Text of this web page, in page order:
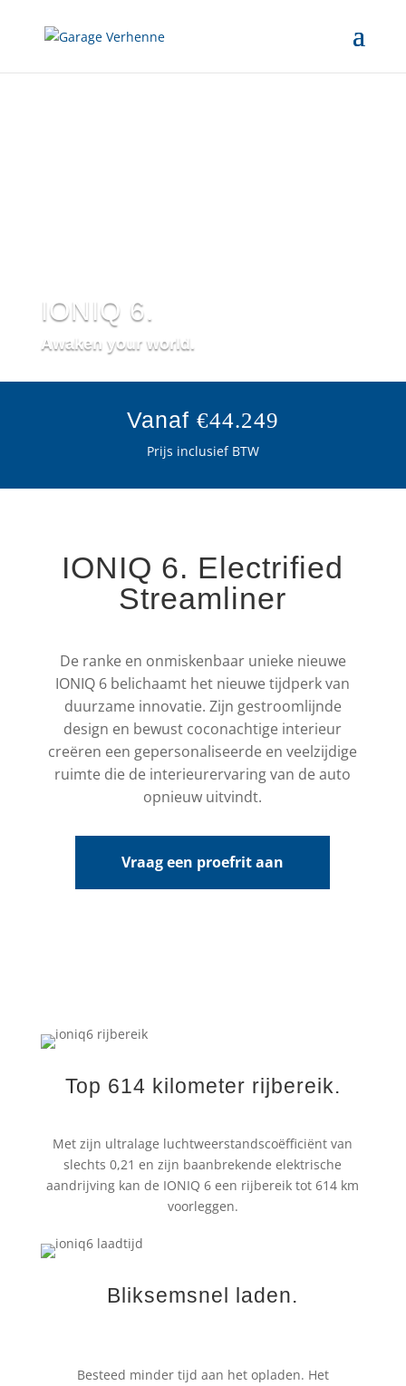
IONIQ 6.
Awaken your world.
Vanaf €44.249
Prijs inclusief BTW
IONIQ 6. Electrified
Streamliner
De ranke en onmiskenbaar unieke nieuwe
IONIQ 6 belichaamt het nieuwe tijdperk van
duurzame innovatie. Zijn gestroomlijnde
design en bewust coconachtige interieur
creëren een gepersonaliseerde en veelzijdige
ruimte die de interieurervaring van de auto
opnieuw uitvindt.
Vraag een proefrit aan
Top 614 kilometer rijbereik.
Met zijn ultralage luchtweerstandscoëfficiënt van
slechts 0,21 en zijn baanbrekende elektrische
aandrijving kan de IONIQ 6 een rijbereik tot 614 km
voorleggen.
Bliksemsnel laden.
Besteed minder tijd aan het opladen. Het